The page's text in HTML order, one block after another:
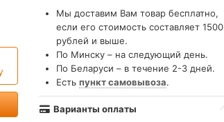
Мы доставим Вам товар бесплатно,
если его стоимость составляет 1500
рублей и выше.
По Минску – на следующий день.
По Беларуси – в течение 2-3 дней.
Есть пункт самовывоза.
Варианты оплаты